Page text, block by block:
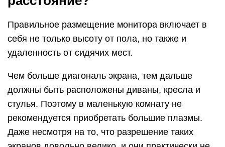
Правильное размещение монитора включает в
себя не только высоту от пола, но также и
удаленность от сидячих мест.
Чем больше диагональ экрана, тем дальше
должны быть расположены диваны, кресла и
стулья. Поэтому в маленькую комнату не
рекомендуется приобретать большие плазмы.
Даже несмотря на то, что разрешение таких